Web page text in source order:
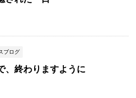
ブログ
、終わりますように